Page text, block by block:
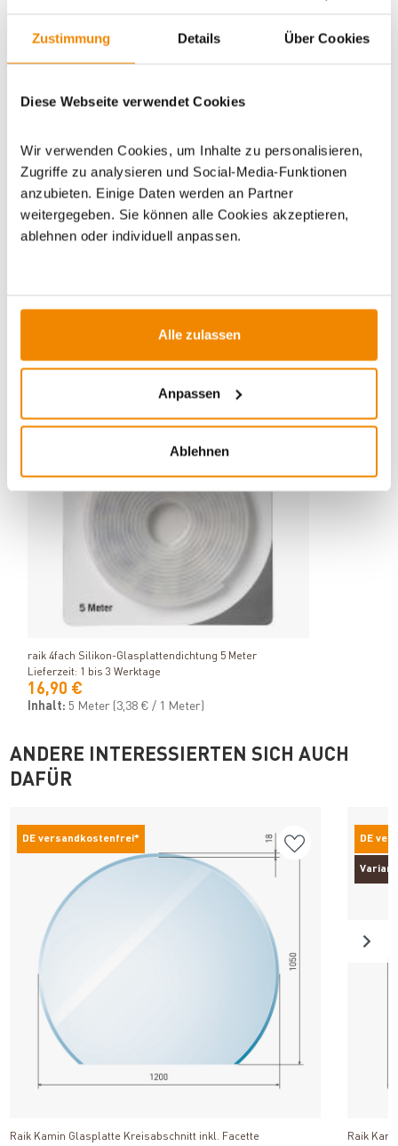
Zustimmung Details Über Cookies
Diese Webseite verwendet Cookies
Wir verwenden Cookies, um Inhalte zu personalisieren,
Zugriffe zu analysieren und Social-Media-Funktionen
anzubieten. Einige Daten werden an Partner
weitergegeben. Sie können alle Cookies akzeptieren,
ablehnen oder individuell anpassen.
Alle zulassen
Anpassen
Ablehnen
WICHTIGE INFOS
Dieses Produkt finden Sie unter: Kaminzubehör |
Funkenschutzplatten Glas
Produkt ansehen
raik 4fach Silikon-Glasplattendichtung 5 Meter
Lieferzeit: 1 bis 3 Werktage
16,90 €
Inhalt: 5 Meter (3,38 € / 1 Meter)
ANDERE INTERESSIERTEN SICH AUCH
DAFÜR
DE versandkostenfrei*
Raik Kamin Glasplatte Kreisabschnitt inkl. Facette
DE
Raik